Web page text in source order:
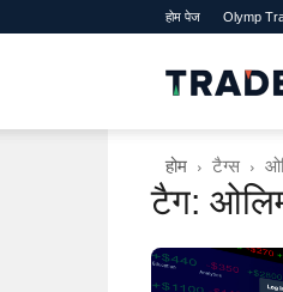
होम पेज Olymp
होम टैग्स
टैग: